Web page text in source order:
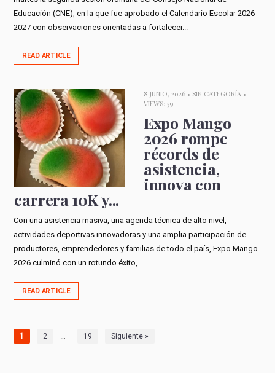
Educación (CNE), en la que fue aprobado el Calendario Escolar 2026-
2027 con observaciones orientadas a fortalecer...
READ ARTICLE
8 JUNIO, 2026 • SIN CATEGORÍA •
VIEWS: 59
Expo Mango
2026 rompe
récords de
asistencia,
innova con
carrera 10K y...
Con una asistencia masiva, una agenda técnica de alto nivel,
actividades deportivas innovadoras y una amplia participación de
productores, emprendedores y familias de todo el país, Expo Mango
2026 culminó con un rotundo éxito,...
READ ARTICLE
1 2 19 Siguiente »